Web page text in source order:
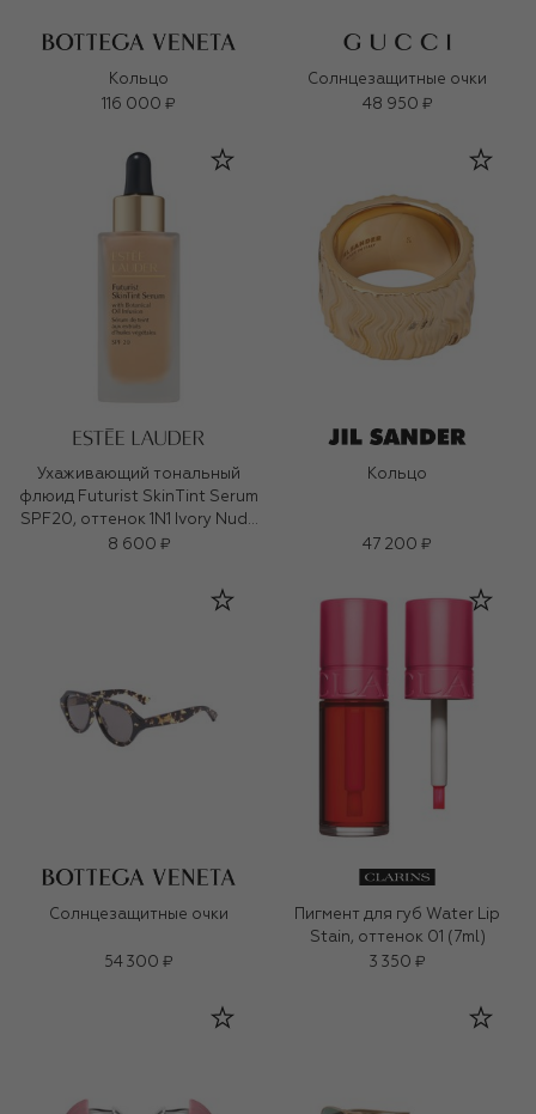
Кольцо
116 000 ₽
Солнцезащитные очки
48 950 ₽
Ухаживающий тональный
флюид Futurist SkinTint Serum
SPF20, оттенок 1N1 Ivory Nude
(30ml)
8 600 ₽
Кольцо
47 200 ₽
Солнцезащитные очки
54 300 ₽
Пигмент для губ Water Lip
Stain, оттенок 01 (7ml)
3 350 ₽